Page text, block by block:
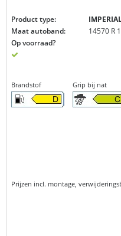
Product type:
Maat autoband:
14570 R
Op voorraad?
Brandstof Grip bij nat
Prijzen incl. montage,